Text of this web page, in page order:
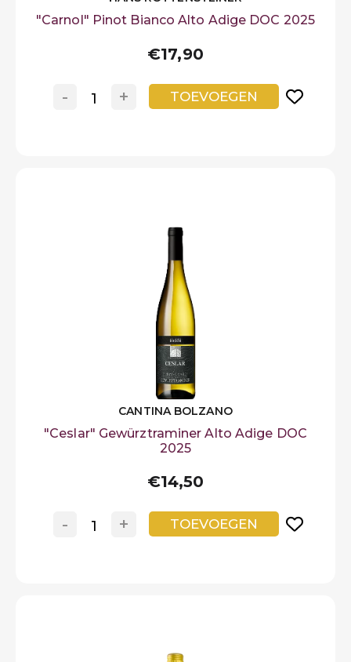
"Carnol" Pinot Bianco Alto Adige DOC 2025
€17,90
+
- TOEVOEGEN
CANTINA BOLZANO
"Ceslar" Gewürztraminer Alto Adige DOC
2025
€14,50
+
- TOEVOEGEN